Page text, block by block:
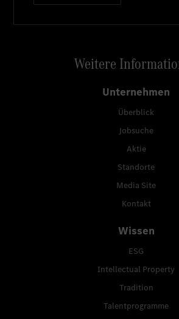
Weitere
Unternehmen
Überblick
Jobsuche
Aktie
Standorte
Media Site
Kontakt
Wissen
ESG
Intellectual Property
Tradition
Talentprogramme